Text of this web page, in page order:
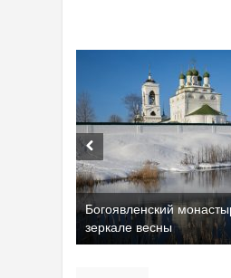
Богоявленский
зеркале весны